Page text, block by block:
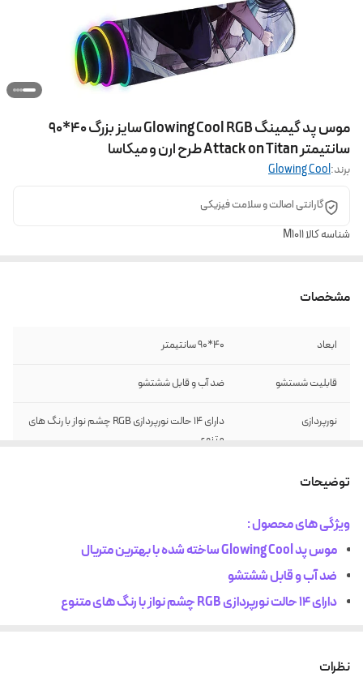
موس پد گیمینگ Glowing Cool RGB سایز بزرگ 40*90
سانتیمتر Attack on Titan طرح ارن و میکاسا
برند:Glowing Cool
گارانتی اصالت و سلامت فیزیکی
شناسه کالاM1011
مشخصات
ابعاد 40*90 سانتیمتر
قابلیت شستشو ضد آب و قابل ششتشو
نورپردازی
دارای 14 حالت نورپردازی RGB چشم نواز با رنگ های
متنوع
جنس زیره
جنس رویه
نوع اتصال اتصال از طریق کابل USB
توضیحات
ویژگی های محصول :
موس پد Glowing Cool ساخته شده با بهترین متریال
ضد آب و قابل ششتشو
دارای 14 حالت نورپردازی RGB چشم نواز با رنگ های متنوع
اتصال از طریق کابل USB
نظرات